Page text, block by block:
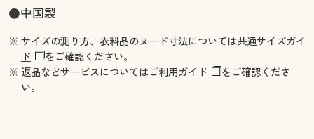
●中国製
※ サイズの測り方、衣料品のヌード寸法については共通サイズガイ
ド
をご確認ください。
※ 返品などサービスについてはご利用ガイド
をご確認くださ
い。